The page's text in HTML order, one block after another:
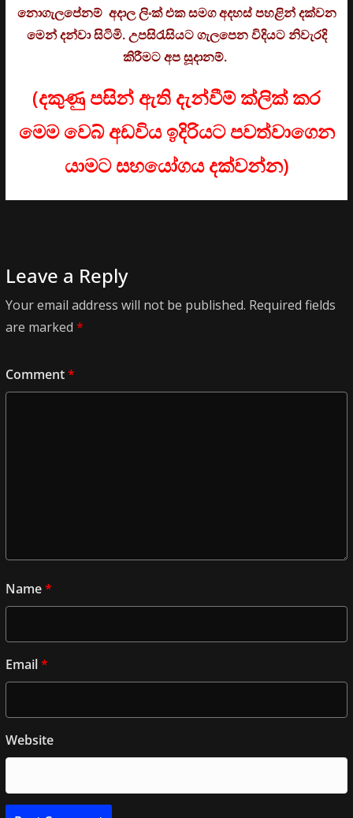
නොගැලපේනම් අදාල ලිංක් එක සමග අදහස් පහළින් දක්වන
මෙන් දන්වා සිටිමි. උපසිරැසියට ගැලපෙන විදියට නිවැරදි
කිරීමට අප සූදානම්.
(දකුණු පසින් ඇති දැන්වීම් ක්ලික් කර
මෙම වෙබ් අඩවිය ඉදිරියට පවත්වාගෙන
යාමට සහයෝගය දක්වන්න)
Leave a Reply
Your email address will not be published. Required fields
are marked *
Comment*
Name*
Email*
Website